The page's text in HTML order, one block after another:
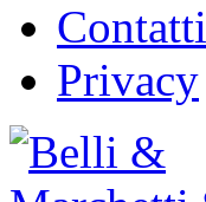
Contatti
Privacy